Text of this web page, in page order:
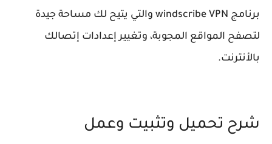
برنامج windscribe VPN والتي يتيح لك مساحة جيدة
لتصفح المواقع المجوبة، وتغيير إعدادات إتصالك
بالأنترنت.
شرح تحميل وتثبيت وعمل